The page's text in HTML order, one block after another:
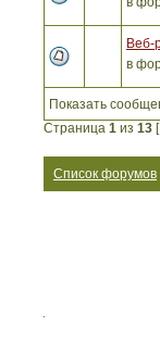
Веб-
в
Показать
Страница 1 из 13
Список форумов